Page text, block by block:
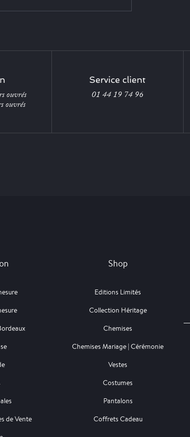
ouvrés
ouvrés
Service client
01 44 19 74 96
de Vente
Shop
Editions Limités
Collection Héritage
Chemises
Chemises Mariage | Cérémonie
Vestes
Costumes
Pantalons
Coffrets Cadeau